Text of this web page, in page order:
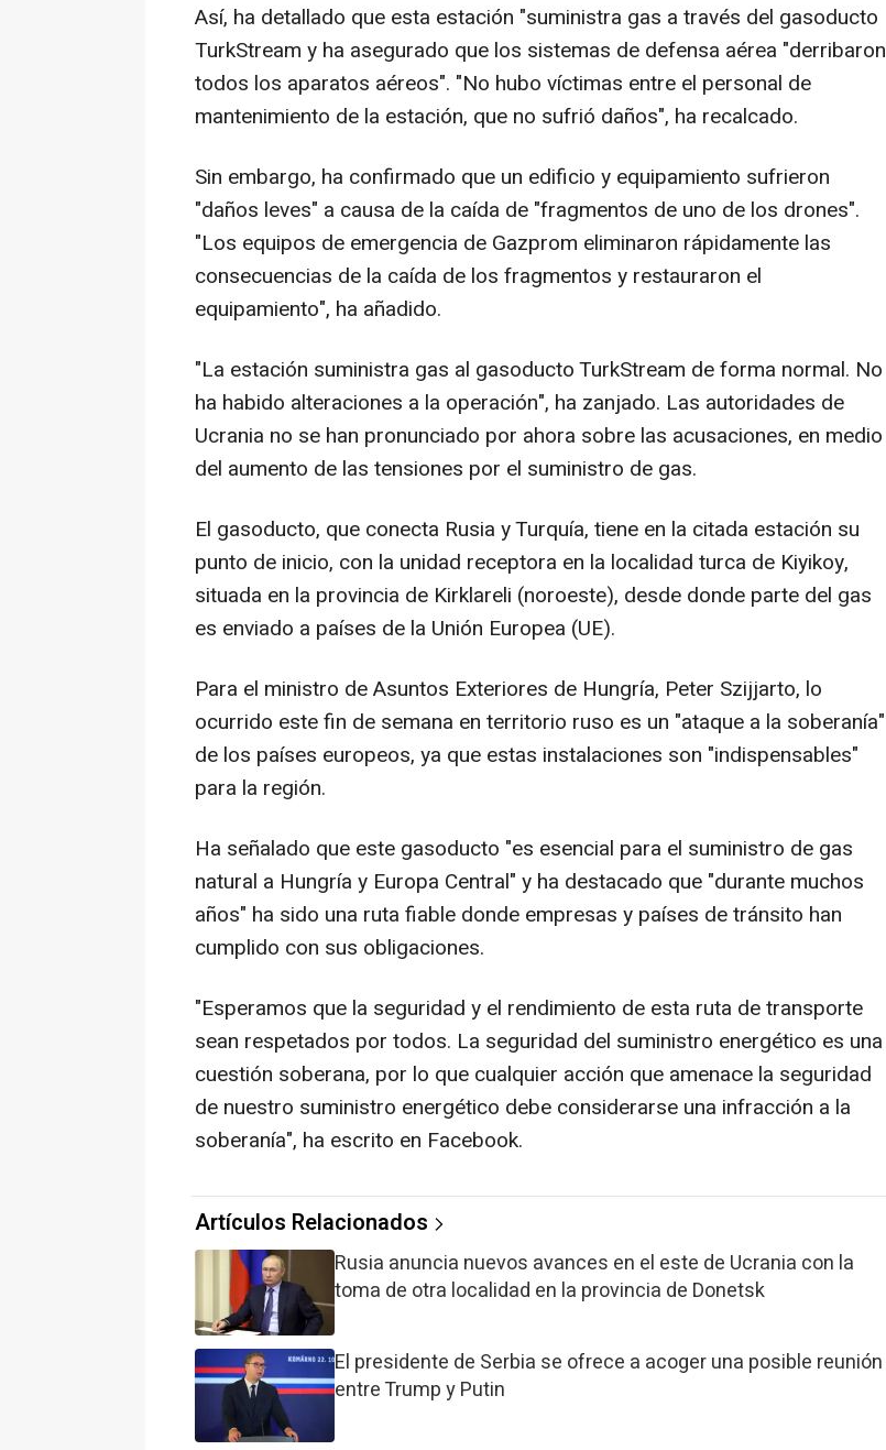
Así, ha detallado que esta estación "suministra gas a través del gasoducto
TurkStream y ha asegurado que los sistemas de defensa aérea "derribaron
todos los aparatos aéreos". "No hubo víctimas entre el personal de
mantenimiento de la estación, que no sufrió daños", ha recalcado.
Sin embargo, ha confirmado que un edificio y equipamiento sufrieron
"daños leves" a causa de la caída de "fragmentos de uno de los drones".
"Los equipos de emergencia de Gazprom eliminaron rápidamente las
consecuencias de la caída de los fragmentos y restauraron el
equipamiento", ha añadido.
"La estación suministra gas al gasoducto TurkStream de forma normal. No
ha habido alteraciones a la operación", ha zanjado. Las autoridades de
Ucrania no se han pronunciado por ahora sobre las acusaciones, en medio
del aumento de las tensiones por el suministro de gas.
El gasoducto, que conecta Rusia y Turquía, tiene en la citada estación su
punto de inicio, con la unidad receptora en la localidad turca de Kiyikoy,
situada en la provincia de Kirklareli (noroeste), desde donde parte del gas
es enviado a países de la Unión Europea (UE).
Para el ministro de Asuntos Exteriores de Hungría, Peter Szijjarto, lo
ocurrido este fin de semana en territorio ruso es un "ataque a la soberanía"
de los países europeos, ya que estas instalaciones son "indispensables"
para la región.
Ha señalado que este gasoducto "es esencial para el suministro de gas
natural a Hungría y Europa Central" y ha destacado que "durante muchos
años" ha sido una ruta fiable donde empresas y países de tránsito han
cumplido con sus obligaciones.
"Esperamos que la seguridad y el rendimiento de esta ruta de transporte
sean respetados por todos. La seguridad del suministro energético es una
cuestión soberana, por lo que cualquier acción que amenace la seguridad
de nuestro suministro energético debe considerarse una infracción a la
soberanía", ha escrito en Facebook.
Artículos Relacionados
Rusia anuncia nuevos avances en el este de Ucrania con la
toma de otra localidad en la provincia de Donetsk
El presidente de Serbia se ofrece a acoger una posible reunión
entre Trump y Putin